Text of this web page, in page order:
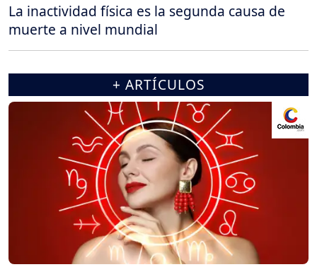
La inactividad física es la segunda causa de
muerte a nivel mundial
+ ARTÍCULOS